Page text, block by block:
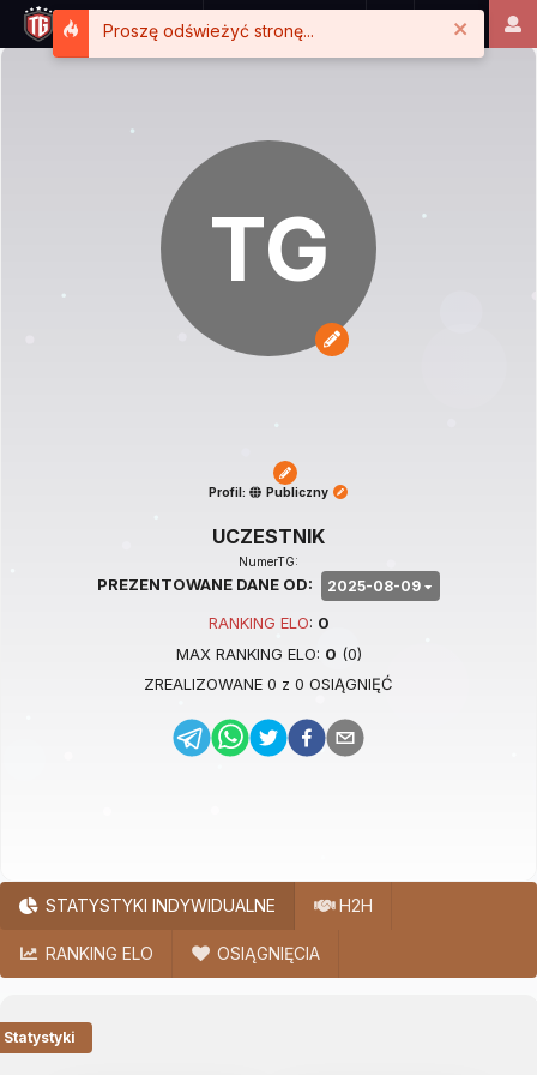
TG
Profil: Publiczny
UCZESTNIK
NumerTG:
PREZENTOWANE DANE OD: 2025-08-09
RANKING ELO: 0
MAX RANKING ELO: 0 (0)
ZREALIZOWANE 0 z 0 OSIĄGNIĘĆ
STATYSTYKI INDYWIDUALNE H2H
RANKING ELO OSIĄGNIĘCIA
Statystyki
Proszę odświeżyć stronę... Close